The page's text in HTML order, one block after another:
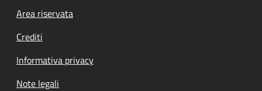
Footer menu
Area riservata
Crediti
Informativa privacy
Note legali